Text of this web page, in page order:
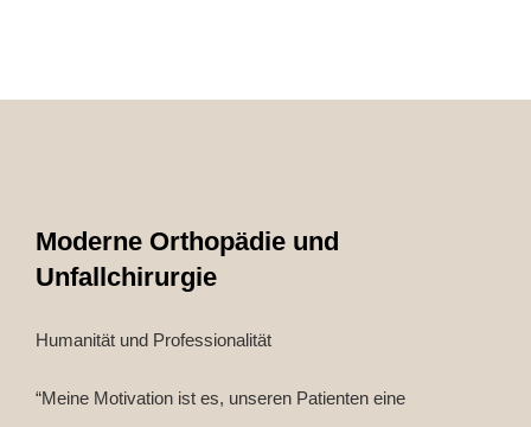
Moderne Orthopädie und
Unfallchirurgie
Humanität und Professionalität
“Meine Motivation ist es, unseren Patienten eine